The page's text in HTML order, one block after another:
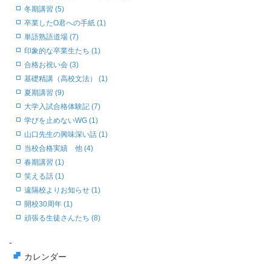
冬期講習 (5)
卒業したO君への手紙 (1)
単語熟語道場 (7)
印象的な卒業生たち (1)
合格お祝い会 (3)
基礎精講（高校文法） (1)
夏期講習 (9)
大学入試合格体験記 (7)
学びを止めないWG (1)
山口先生の興味深い話 (1)
当校合格実績 他 (4)
春期講習 (1)
笑える話 (1)
遠隔校よりお知らせ (1)
開校30周年 (1)
頑張る生徒さんたち (8)
-
カレンダー